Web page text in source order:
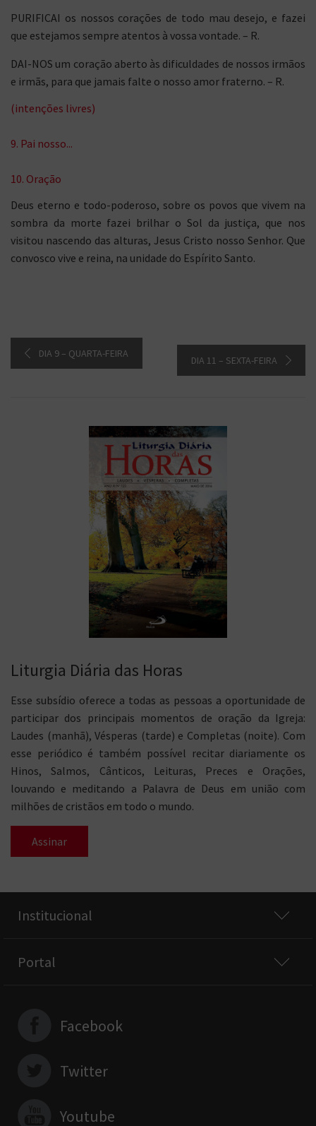
PURIFICAI os nossos corações de todo mau desejo, e fazei
que estejamos sempre atentos à vossa vontade. – R.
DAI-NOS um coração aberto às dificuldades de nossos irmãos
e irmãs, para que jamais falte o nosso amor fraterno. – R.
(intenções livres)
9. Pai nosso...
10. Oração
Deus eterno e todo-poderoso, sobre os povos que vivem na
sombra da morte fazei brilhar o Sol da justiça, que nos
visitou nascendo das alturas, Jesus Cristo nosso Senhor. Que
convosco vive e reina, na unidade do Espírito Santo.
DIA 9 – QUARTA-FEIRA
DIA 11 – SEXTA-FEIRA
Liturgia Diária das Horas
Esse subsídio oferece a todas as pessoas a oportunidade de
participar dos principais momentos de oração da Igreja:
Laudes (manhã), Vésperas (tarde) e Completas (noite). Com
esse periódico é também possível recitar diariamente os
Hinos, Salmos, Cânticos, Leituras, Preces e Orações,
louvando e meditando a Palavra de Deus em união com
milhões de cristãos em todo o mundo.
Assinar
Institucional
Portal
Facebook
Twitter
Youtube